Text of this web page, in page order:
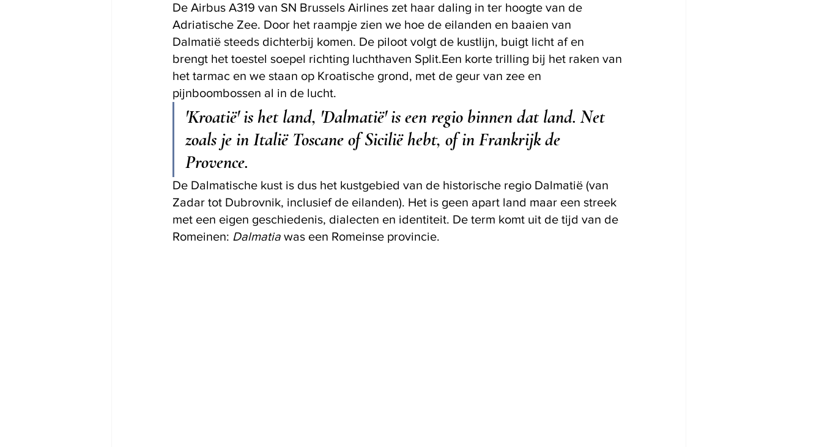
De Airbus A319 van SN Brussels Airlines zet haar daling in ter hoogte van de
Adriatische Zee. Door het raampje zien we hoe de eilanden en baaien van
Dalmatië steeds dichterbij komen. De piloot volgt de kustlijn, buigt licht af en
brengt het toestel soepel richting luchthaven Split.Een korte trilling bij het raken van
het tarmac en we staan op Kroatische grond, met de geur van zee en
pijnboombossen al in de lucht.
'Kroatië' is het land, 'Dalmatië' is een regio binnen dat land. Net
zoals je in Italië Toscane of Sicilië hebt, of in Frankrijk de
Provence.
De Dalmatische kust is dus het kustgebied van de historische regio Dalmatië (van
Zadar tot Dubrovnik, inclusief de eilanden). Het is geen apart land maar een streek
met een eigen geschiedenis, dialecten en identiteit. De term komt uit de tijd van de
Romeinen: Dalmatia was een Romeinse provincie.